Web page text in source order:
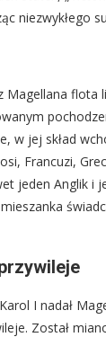
niezwykłego
flota
w jej skład
Francuzi,
jeden Anglik i
I nadał
Został